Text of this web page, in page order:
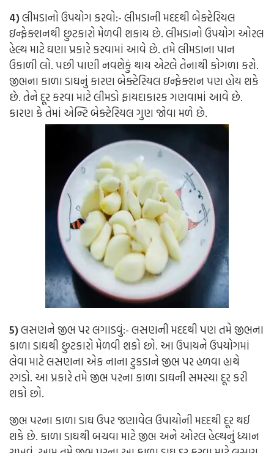
4)લીમડાનો ઉપયોગ કરવો:-લીમડાની મદદથી બેક્ટેરિયલ
ઇન્ફેક્શનથી છુટકારો મેળવી શકાય છે. લીમડાનો ઉપયોગ ઓરલ
હેલ્થ માટે ઘણા પ્રકારે કરવામાં આવે છે. તમે લીમડાના પાન
ઉકાળી લો. પછી પાણી નવશેકું થાય એટલે તેનાથી કોગળા કરો.
જીભના કાળા ડાઘનું કારણ બેક્ટેરિયલ ઇન્ફેક્શન પણ હોય શકે
છે. તેને દૂર કરવા માટે લીમડો ફાયદાકારક ગણવામાં આવે છે.
કારણ કે તેમાં એન્ટિ બેક્ટેરિયલ ગુણ જોવા મળે છે.
5)લસણને જીભ પર લગાડવું:-લસણની મદદથી પણ તમે જીભના
કાળા ડાઘથી છુટકારો મેળવી શકો છો. આ ઉપાયને ઉપયોગમાં
લેવા માટે લસણના એક નાના ટુકડાને જીભ પર હળવા હાથે
રગડો. આ પ્રકારે તમે જીભ પરના કાળા ડાઘની સમસ્યા દૂર કરી
શકો છો.
જીભ પરના કાળા ડાઘ ઉપર જણાવેલ ઉપાયોની મદદથી દૂર થઈ
શકે છે. કાળા ડાઘથી બચવા માટે જીભ અને ઓરલ હેલ્થનું ધ્યાન